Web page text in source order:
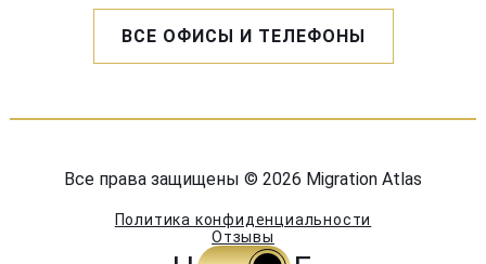
ВСЕ ОФИСЫ И ТЕЛЕФОНЫ
Все права защищены © 2026 Migration Atlas
Политика конфиденциальности
Отзывы